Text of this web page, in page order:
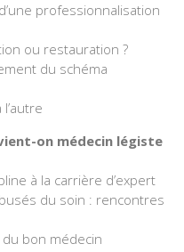
professionnalisation
ou restauration ?
du schéma
on médecin légiste
à la carrière d’expert
du soin : rencontres
bon médecin